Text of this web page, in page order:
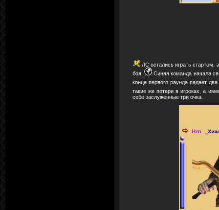
ЛС остались играть стартом,
боя.
Синяя команда начала
конце первого раунда падает
такие же потери в игроках, а
себе заслуженные три очка.